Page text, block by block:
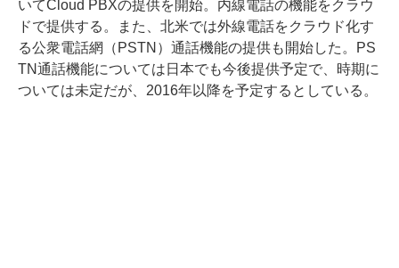
いてCloud PBXの提供を開始。内線電話の機能をクラウ
ドで提供する。また、北米では外線電話をクラウド化す
る公衆電話網（PSTN）通話機能の提供も開始した。PS
TN通話機能については日本でも今後提供予定で、時期に
ついては未定だが、2016年以降を予定するとしている。